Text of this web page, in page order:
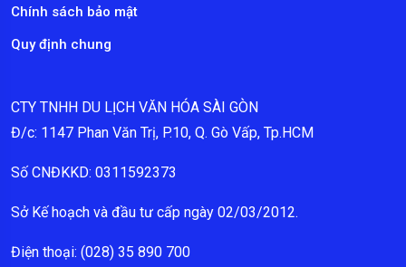
Chính sách bảo mật
Quy định chung
CTY TNHH DU LỊCH VĂN HÓA SÀI GÒN
Đ/c: 1147 Phan Văn Trị, P.10, Q. Gò Vấp, Tp.HCM
Số CNĐKKD: 0311592373
Sở Kế hoạch và đầu tư cấp ngày 02/03/2012.
Điện thoại: (028) 35 890 700